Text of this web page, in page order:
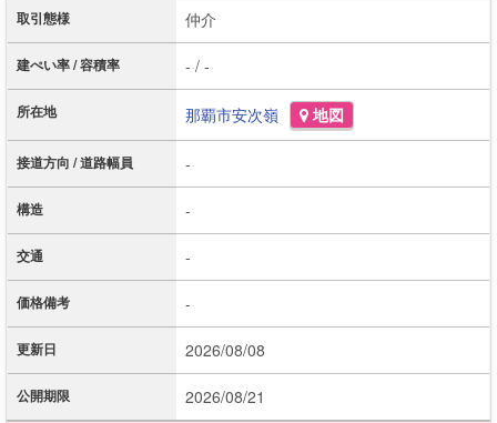
取引態様 仲介
建ぺい率 / 容積率 - / -
所在地 那覇市安次嶺 地図
接道方向 / 道路幅員 -
構造 -
交通 -
価格備考 -
更新日 2026/08/08
公開期限 2026/08/21